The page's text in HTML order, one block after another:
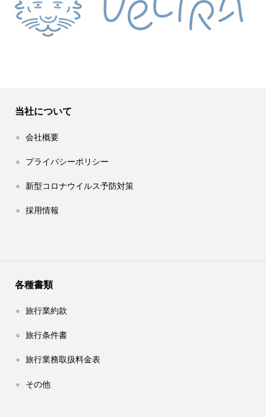
当社について
会社概要
プライバシーポリシー
新型コロナウイルス予防対策
採用情報
各種書類
旅行業約款
旅行条件書
旅行業務取扱料金表
その他